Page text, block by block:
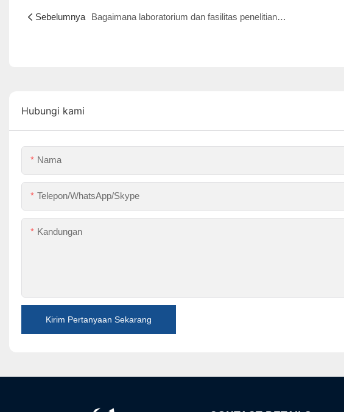
Sebelumnya Bagaimana laboratorium dan fasilitas penelitian menggunakan pencetakan termal untuk mengelola sampel
Hubungi kami
Nama
Telepon/WhatsApp/Skype
Kandungan
Kirim Pertanyaan Sekarang